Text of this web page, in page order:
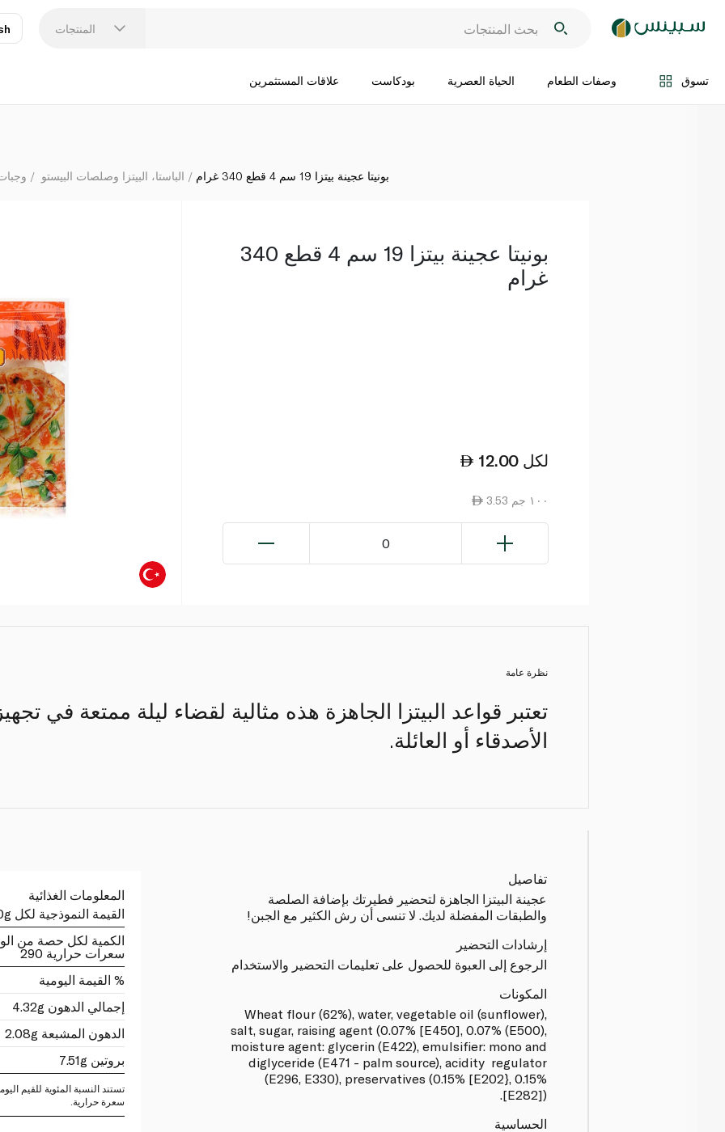
المنتجات
تسوق وصفات الطعام الحياة العصرية بودكاست علاقات المستثمرين
اضف الى السلة
الباستا، البيتزا وصلصات البيستو بونيتا عجينة بيتزا 19 سم 4 قطع 340 غرام
بونيتا عجينة بيتزا 19 سم 4 قطع 340
غرام
12.00 لكل
3.53 ١٠٠ جم
0
نظرة عامة
تعتبر قواعد البيتزا الجاهزة هذه مثالية لقضاء ليلة ممتعة في
الأصدقاء أو العائلة.
تفاصيل
عجينة البيتزا الجاهزة لتحضير فطيرتك بإضافة الصلصة
والطبقات المفضلة لديك. لا تنسى أن رش الكثير مع الجبن!
إرشادات التحضير
الرجوع إلى العبوة للحصول على تعليمات التحضير والاستخدام
المكونات
Wheat flour (62%), water, vegetable oil (sunflower),
salt, sugar, raising agent (0.07% [E450], 0.07% (E500),
moisture agent: glycerin (E422), emulsifier: mono and
diglyceride (E471 - palm source), acidity regulator
(E296, E330), preservatives (0.15% [E202}, 0.15%
[E282]).
الحساسية
المعلومات الغذائية
القيمة النموذجية لكل 100g
الكمية لكل حصة من
سعرات حرارية 290
% القيمة اليومية
إجمالي الدهون 4.32g
الدهون المشبعة 2.08g
بروتين 7.51g
سعرة حرارية.